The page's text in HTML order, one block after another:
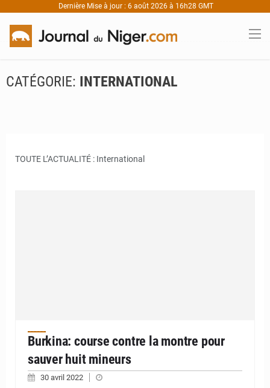
Dernière Mise à jour : 6 août 2026 à 16h28 GMT
CATÉGORIE: INTERNATIONAL
TOUTE L’ACTUALITÉ : International
Burkina: course contre la montre pour
sauver huit mineurs
30 avril 2022